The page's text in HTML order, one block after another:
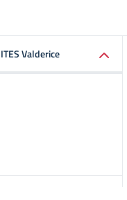
Valderice